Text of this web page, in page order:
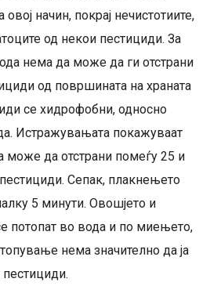
начин, покрај нечистотиите,
од некои пестициди. За
нема да може да ги отстрани
од површината на храната
се хидрофобни, односно
Истражувањата покажуваат
да отстрани помеѓу 25 и
Сепак, плакнењето
5 минути. Овошјето и
потопат во вода и по миењето,
нема значително да ја